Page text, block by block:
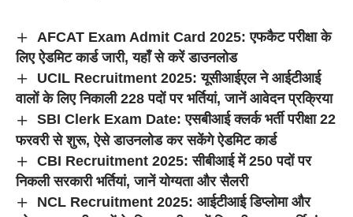
AFCAT Exam Admit Card 2025: एफकैट परीक्षा के
लिए ऐडमिट कार्ड जारी, यहाँ से करें डाउनलोड
UCIL Recruitment 2025: यूसीआईएल ने आईटीआई
वालों के लिए निकाली 228 पदों पर भर्तियां, जानें आवेदन प्रक्रिया
SBI Clerk Exam Date: एसबीआई क्लर्क भर्ती परीक्षा 22
फरवरी से शुरू, ऐसे डाउनलोड कर सकेंगे ऐडमिट कार्ड
CBI Recruitment 2025: सीबीआई में 250 पदों पर
निकली सरकारी भर्तियां, जानें योग्यता और सैलरी
NCL Recruitment 2025: आईटीआई डिप्लोमा और